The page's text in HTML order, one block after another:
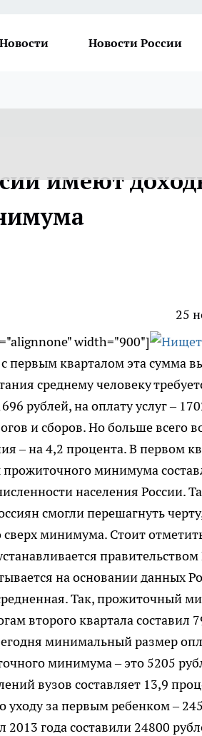
Новости Новости России
имеют
25
width="900"]
кварталом эта сумма
среднему человеку
рублей, на оплату услуг –
и сборов. Но больше всего
– на 4,2 процента. В первом
минимума
населения России.
смогли перешагнуть
минимума. Стоит
на основании данных
Так, прожиточный
второго квартала составил
минимальный размер
минимума – это 5205
вузов составляет 13,9
за первым ребенком –
2013 года составили 24800